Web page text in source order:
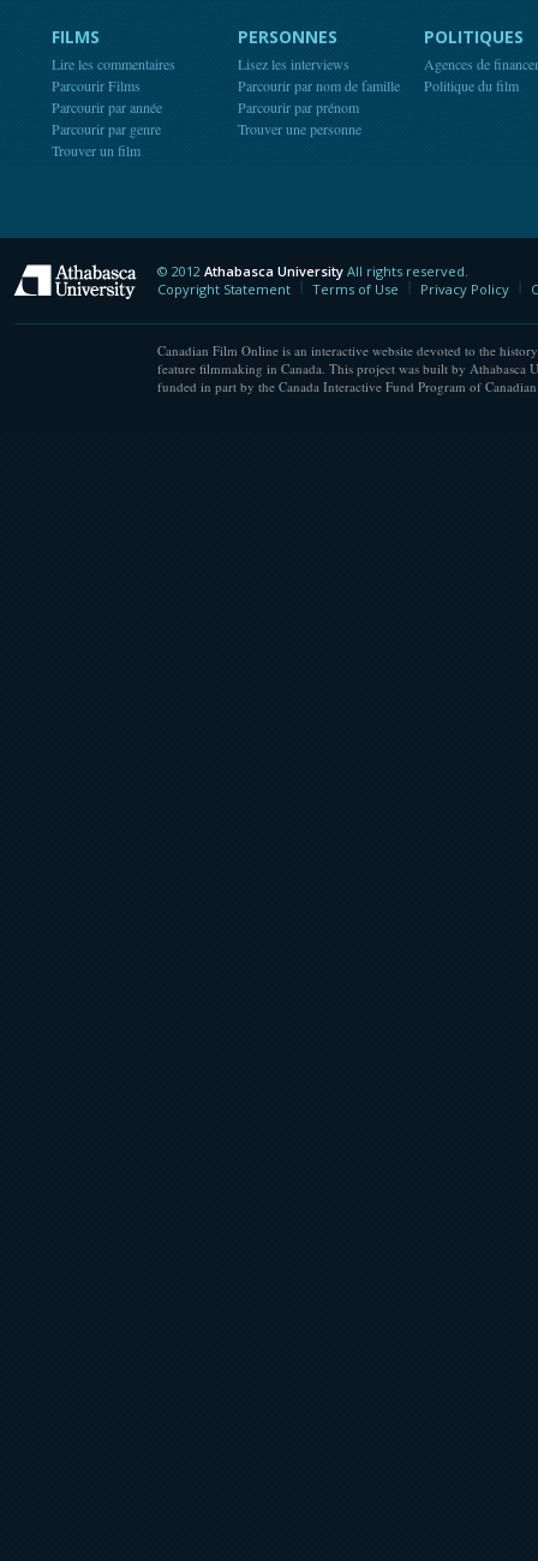
FILMS
Lire les commentaires
Parcourir Films
Parcourir par année
Parcourir par genre
Trouver un film
PERSONNES
Lisez les interviews
Parcourir par nom de famille
Parcourir par prénom
Trouver une personne
POLITIQUES
Agences de
Politique du film
Athabasca University
© 2012 Athabasca University All rights reserved.
Copyright Statement
Terms of Use Privacy Policy
Canadian Film Online is an interactive website devoted to the
feature filmmaking in Canada. This project was built by Athabasca
funded in part by the Canada Interactive Fund Program of